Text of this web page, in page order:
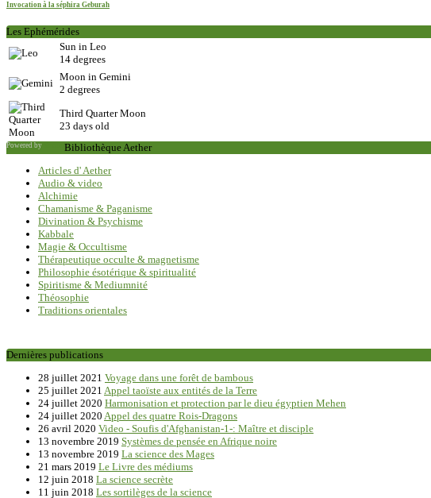
Invocation à la séphira Geburah
Les Ephémérides
Sun in Leo
14 degrees
Moon in Gemini
2 degrees
Third Quarter Moon
23 days old
Powered by
Bibliothèque Aether
Articles d' Aether
Audio & video
Alchimie
Chamanisme & Paganisme
Divination & Psychisme
Kabbale
Magie & Occultisme
Thérapeutique occulte & magnetisme
Philosophie ésotérique & spiritualité
Spiritisme & Mediumnité
Théosophie
Traditions orientales
Dernières publications
28 juillet 2021 Voyage dans une forêt de bambous
25 juillet 2021 Appel taoïste aux entités de la Terre
24 juillet 2020 Harmonisation et protection par le dieu égyptien Mehen
24 juillet 2020 Appel des quatre Rois-Dragons
26 avril 2020 Video - Soufis d'Afghanistan-1-: Maître et disciple
13 novembre 2019 Systèmes de pensée en Afrique noire
13 novembre 2019 La science des Mages
21 mars 2019 Le Livre des médiums
12 juin 2018 La science secrète
11 juin 2018 Les sortilèges de la science